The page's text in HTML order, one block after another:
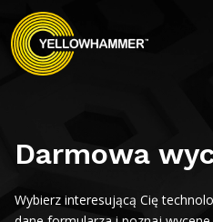
Darmowa
Wybierz interesującą Cię